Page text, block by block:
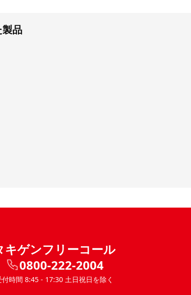
品
キゲンフリーコール
0800-222-2004
付時間 8:45 - 17:30 土日祝日を除く